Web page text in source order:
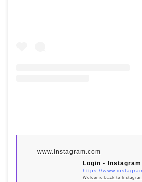
www.instagram.com
Login • Instagram
Welcome back to